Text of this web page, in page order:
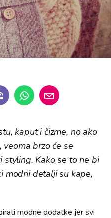
kaput i čizme, no ako
brzo će se
styling. Kako se to ne bi
modni detalji su kape,
modne dodatke jer svi